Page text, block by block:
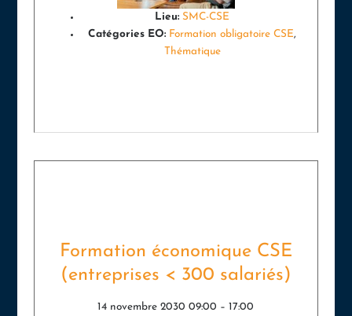
Lieu: SMC-CSE
Catégories EO: Formation obligatoire CSE,
Thématique
Formation économique CSE
(entreprises < 300 salariés)
14 novembre 2030 09:00 –17:00